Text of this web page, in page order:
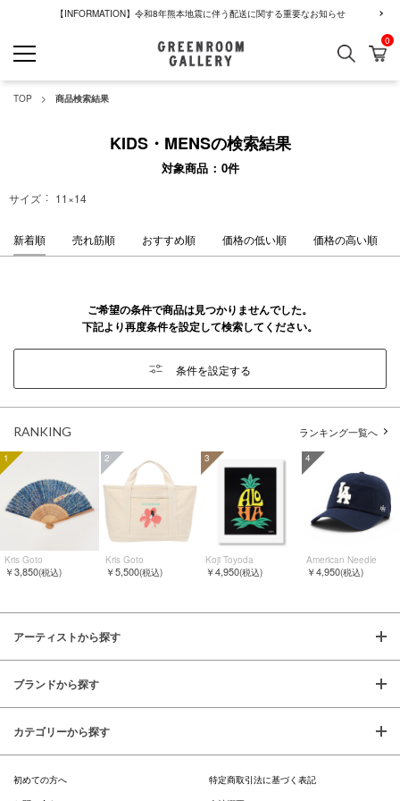
【INFORMATION】令和8年熊本地震に伴う配送に関する重要なお知らせ
検索 カ
0
TOP 商品検索結果
KIDS・MENSの検索結果
対象商品 0件
サイズ 11×14
新着順 売れ筋順 おすすめ順 価格の低い順 価格の高い順
ご希望の条件で商品は見つかりませんでした。
下記より再度条件を設定して検索してください。
条件を設定する
RANKING ランキング一覧へ
1
Kris Goto
￥3,850(税込)
2
Kris Goto
￥5,500(税込)
3
Koji Toyoda
￥4,950(税込)
4
American Needle
￥4,950(税込)
アーティストから探す
ブランドから探す
カテゴリーから探す
初めての方へ
特定商取引法に基づく表記